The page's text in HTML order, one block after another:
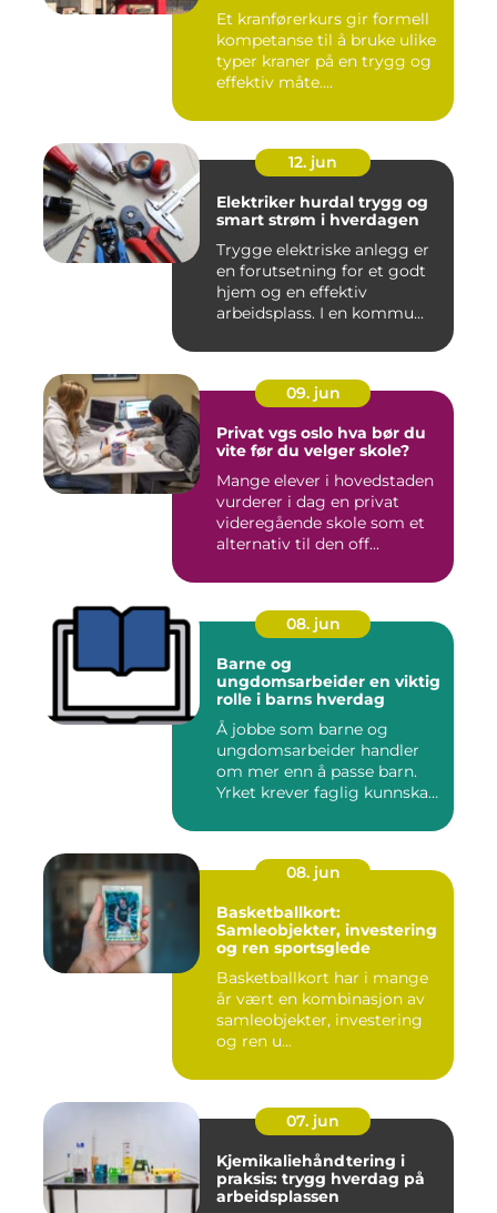
Et kranførerkurs gir formell
kompetanse til å bruke ulike
typer kraner på en trygg og
effektiv måte....
12. jun
Elektriker hurdal trygg og
smart strøm i hverdagen
Trygge elektriske anlegg er
en forutsetning for et godt
hjem og en effektiv
arbeidsplass. I en kommu...
09. jun
Privat vgs oslo hva bør du
vite før du velger skole?
Mange elever i hovedstaden
vurderer i dag en privat
videregående skole som et
alternativ til den off...
08. jun
Barne og
ungdomsarbeider en viktig
rolle i barns hverdag
Å jobbe som barne og
ungdomsarbeider handler
om mer enn å passe barn.
Yrket krever faglig kunnskap,
08. jun
Basketballkort:
Samleobjekter, investering
og ren sportsglede
Basketballkort har i mange
år vært en kombinasjon av
samleobjekter, investering
og ren u...
07. jun
Kjemikaliehåndtering i
praksis: trygg hverdag på
arbeidsplassen